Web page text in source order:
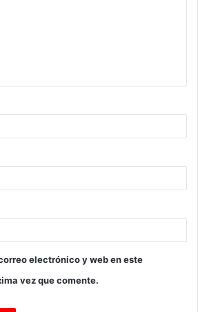
electrónico y web en este
vez que comente.